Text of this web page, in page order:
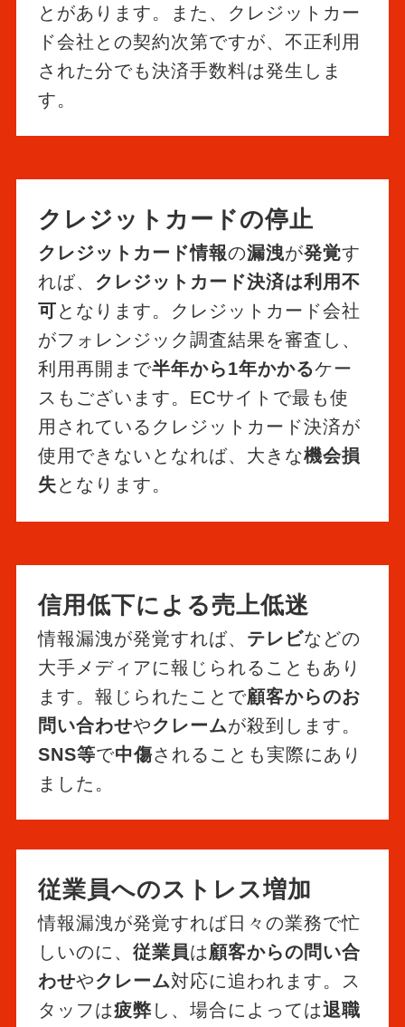
とがあります。また、クレジットカー
ド会社との契約次第ですが、不正利用
された分でも決済手数料は発生しま
す。
クレジットカードの停止
クレジットカード情報の漏洩が発覚す
れば、 クレジットカード決済は利用不
可となります。クレジットカード会社
がフォレンジック調査結果を審査し、
利用再開まで半年から1年かかるケー
スもございます。ECサイトで最も使
用されているクレジットカード決済が
使用できないとなれば、大きな機会損
失となります。
信用低下による売上低迷
情報漏洩が発覚すれば、 テレビなどの
大手メディアに報じられることもあり
ます。報じられたことで顧客からのお
問い合わせやクレームが殺到します。
SNS等で中傷されることも実際にあり
ました。
従業員へのストレス増加
情報漏洩が発覚すれば日々の業務で忙
しいのに、従業員は顧客からの問い合
わせやクレーム対応に追われます。ス
タッフは疲弊し、場合によっては退職